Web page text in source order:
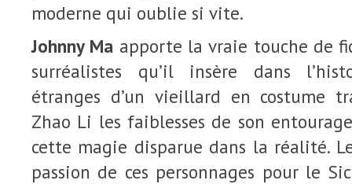
moderne qui oublie si vite.
Johnny Ma apporte la vraie touche de
surréalistes qu’il insère dans
étranges d’un vieillard en costume
Zhao Li les faiblesses de son
cette magie disparue dans la réalité.
passion de ces personnages pour le